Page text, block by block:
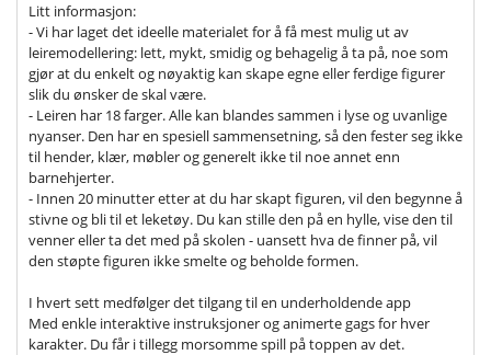
Litt informasjon:
- Vi har laget det ideelle materialet for å få mest mulig ut av
leiremodellering: lett, mykt, smidig og behagelig å ta på, noe som
gjør at du enkelt og nøyaktig kan skape egne eller ferdige figurer
slik du ønsker de skal være.
- Leiren har 18 farger. Alle kan blandes sammen i lyse og uvanlige
nyanser. Den har en spesiell sammensetning, så den fester seg ikke
til hender, klær, møbler og generelt ikke til noe annet enn
barnehjerter.
- Innen 20 minutter etter at du har skapt figuren, vil den begynne å
stivne og bli til et leketøy. Du kan stille den på en hylle, vise den til
venner eller ta det med på skolen - uansett hva de finner på, vil
den støpte figuren ikke smelte og beholde formen.
I hvert sett medfølger det tilgang til en underholdende app
Med enkle interaktive instruksjoner og animerte gags for hver
karakter. Du får i tillegg morsomme spill på toppen av det.